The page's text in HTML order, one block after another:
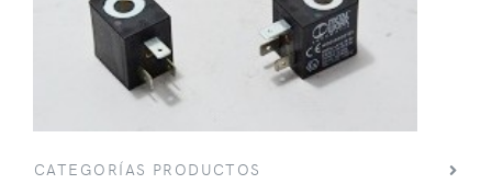
CATEGORÍAS PRODUCTOS